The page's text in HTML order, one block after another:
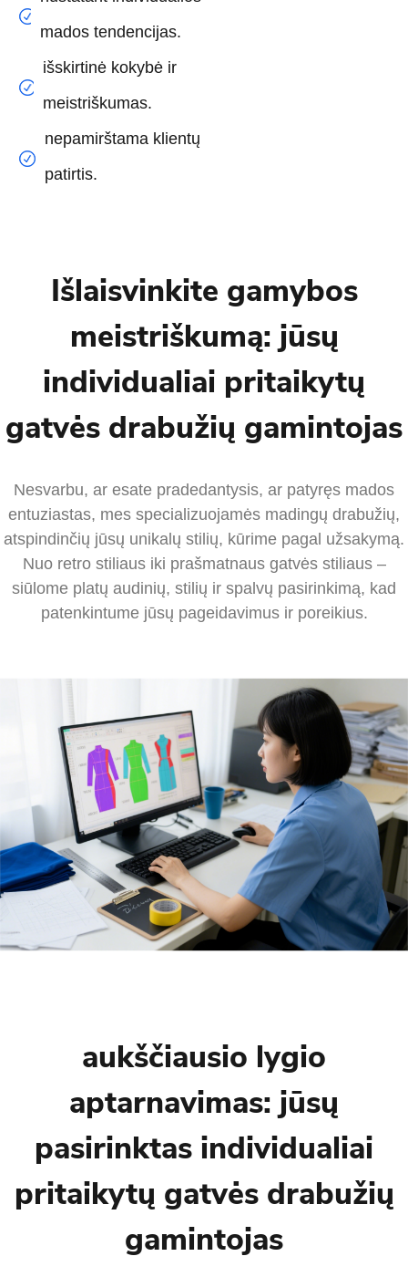
mados tendencijas.
išskirtinė kokybė ir
meistriškumas.
nepamirštama klientų
patirtis.
Išlaisvinkite gamybos
meistriškumą: jūsų
individualiai pritaikytų
gatvės drabužių gamintojas
Nesvarbu, ar esate pradedantysis, ar patyręs mados
entuziastas, mes specializuojamės madingų drabužių,
atspindinčių jūsų unikalų stilių, kūrime pagal užsakymą.
Nuo retro stiliaus iki prašmatnaus gatvės stiliaus –
siūlome platų audinių, stilių ir spalvų pasirinkimą, kad
patenkintume jūsų pageidavimus ir poreikius.
aukščiausio lygio
aptarnavimas: jūsų
pasirinktas individualiai
pritaikytų gatvės drabužių
gamintojas